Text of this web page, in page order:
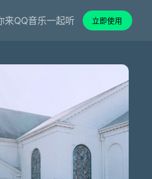
来QQ音乐一起听 立即使用